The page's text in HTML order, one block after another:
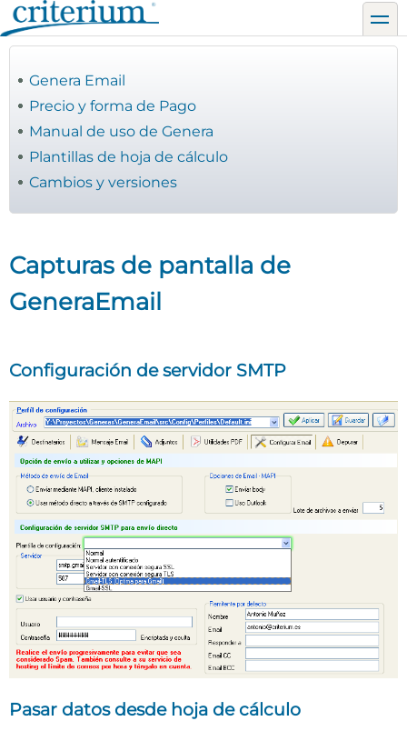
Pasar
al
principal
Genera Email
Precio y forma de Pago
Manual de uso de Genera
Plantillas de hoja de cálculo
Cambios y versiones
Capturas de pantalla de
GeneraEmail
Configuración de servidor SMTP
Pasar datos desde hoja de cálculo